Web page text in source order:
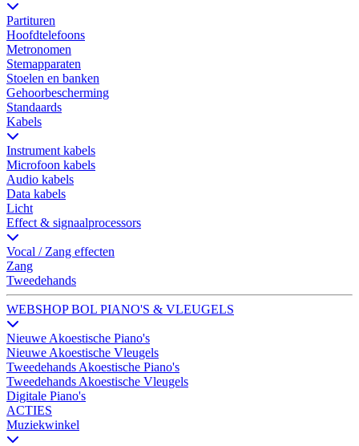
Partituren
Hoofdtelefoons
Metronomen
Stemapparaten
Stoelen en banken
Gehoorbescherming
Standaards
Kabels
Instrument kabels
Microfoon kabels
Audio kabels
Data kabels
Licht
Effect & signaalprocessors
Vocal / Zang effecten
Zang
Tweedehands
WEBSHOP BOL PIANO'S & VLEUGELS
Nieuwe Akoestische Piano's
Nieuwe Akoestische Vleugels
Tweedehands Akoestische Piano's
Tweedehands Akoestische Vleugels
Digitale Piano's
ACTIES
Muziekwinkel